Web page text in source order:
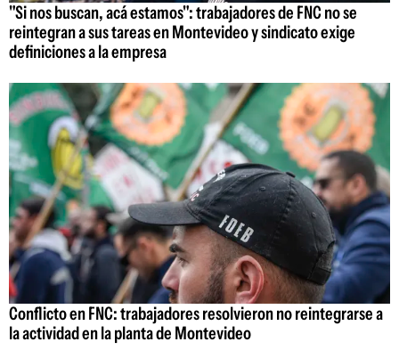
"Si nos buscan, acá estamos": trabajadores de FNC no se
reintegran a sus tareas en Montevideo y sindicato exige
definiciones a la empresa
Conflicto en FNC: trabajadores resolvieron no reintegrarse a
la actividad en la planta de Montevideo